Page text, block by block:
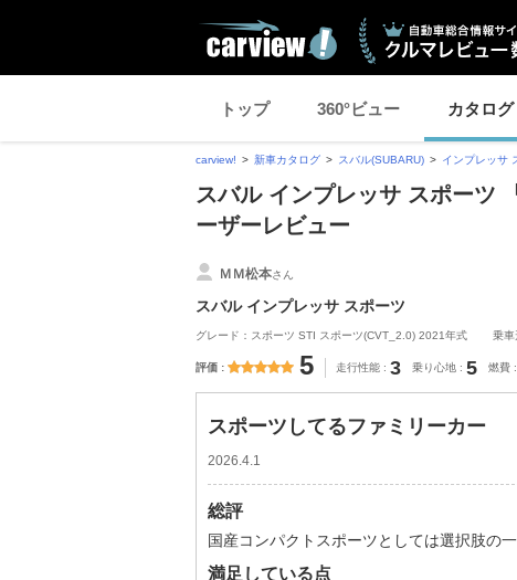
トップ 360°ビュー カタログ
carview! 新車カタログ スバル(SUBARU) インプレッサ
スバル インプレッサ スポーツ
ーザーレビュー
ＭＭ松本さん
スバル インプレッサ スポーツ
グレード：スポーツ STI スポーツ(CVT_2.0) 2021年式 乗車
評価 5 走行性能 3 乗り心地 5 燃費
スポーツしてるファミリーカー
2026.4.1
総評
国産コンパクトスポーツとしては選択肢の
満足している点